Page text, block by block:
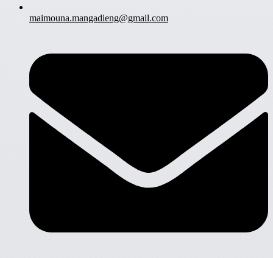
maimouna.mangadieng@gmail.com